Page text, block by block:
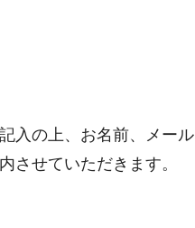
入の上、お名前、メール
させていただきます。